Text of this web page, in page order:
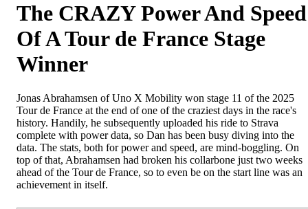
The CRAZY Power And Speed
Of A Tour de France Stage
Winner
Jonas Abrahamsen of Uno X Mobility won stage 11 of the 2025
Tour de France at the end of one of the craziest days in the race's
history. Handily, he subsequently uploaded his ride to Strava
complete with power data, so Dan has been busy diving into the
data. The stats, both for power and speed, are mind-boggling. On
top of that, Abrahamsen had broken his collarbone just two weeks
ahead of the Tour de France, so to even be on the start line was an
achievement in itself.